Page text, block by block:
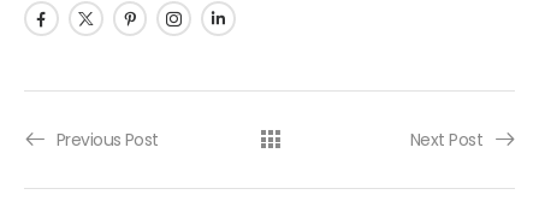
Previous Post Next Post